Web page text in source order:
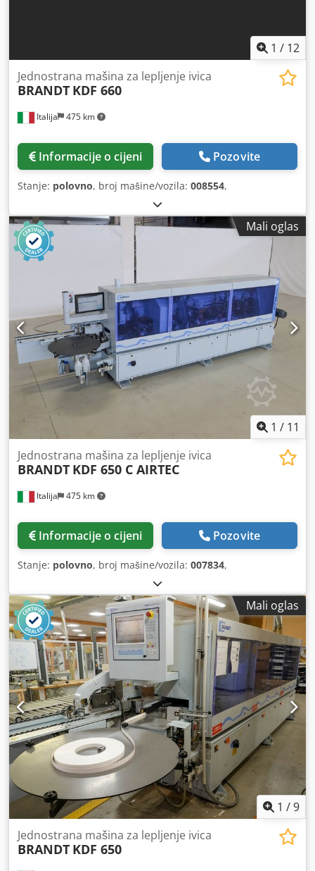
1 / 12
Italija 475 km
Jednostrana mašina za lepljenje ivica
BRANDT KDF 660
Informacije o cijeni Pozovite
Stanje: polovno, broj mašine/vozila: 008554,
Mali oglas
1 / 11
Italija 475 km
Jednostrana mašina za lepljenje ivica
BRANDT KDF 650 C AIRTEC
Informacije o cijeni Pozovite
Stanje: polovno, broj mašine/vozila: 007834,
Mali oglas
1 /9
Jednostrana mašina za lepljenje ivica
BRANDT KDF 650